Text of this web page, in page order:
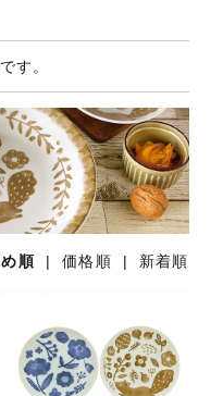
す。
順|価格順 | 新着順